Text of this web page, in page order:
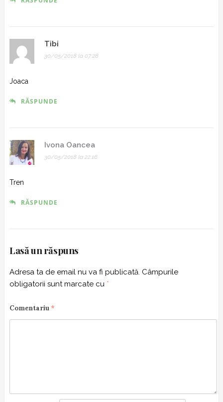
Tibi
30/05/2018 la 07:28
Joaca
RĂSPUNDE
Ivona Oancea
30/05/2018 la 22:16
Tren
RĂSPUNDE
Lasă un răspuns
Adresa ta de email nu va fi publicată. Câmpurile
obligatorii sunt marcate cu *
Comentariu *